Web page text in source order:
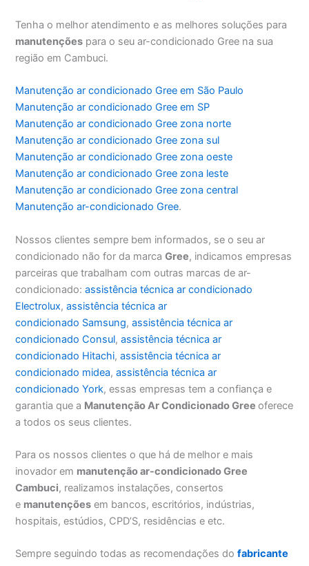
Tenha o melhor atendimento e as melhores soluções para
manutenções para o seu ar-condicionado Gree na sua
região em Cambuci.
Manutenção ar condicionado Gree em São Paulo
Manutenção ar condicionado Gree em SP
Manutenção ar condicionado Gree zona norte
Manutenção ar condicionado Gree zona sul
Manutenção ar condicionado Gree zona oeste
Manutenção ar condicionado Gree zona leste
Manutenção ar condicionado Gree zona central
Manutenção ar-condicionado Gree.
Nossos clientes sempre bem informados, se o seu ar
condicionado não for da marcaGree, indicamos empresas
parceiras que trabalham com outras marcas de ar-
condicionado:assistência técnica ar condicionado
Electrolux,assistência técnica ar
condicionado Samsung,assistência técnica ar
condicionado Consul,assistência técnica ar
condicionado Hitachi,assistência técnica ar
condicionado midea,assistência técnica ar
condicionado York, essas empresas tem a confiança e
garantia que a Manutenção Ar Condicionado Greeoferece
a todos os seus clientes.
Para os nossos clientes o que há de melhor e mais
inovador em manutenção ar-condicionado Gree
Cambuci, realizamos instalações, consertos
e manutenções em bancos, escritórios, indústrias,
hospitais, estúdios, CPD’S, residências e etc.
Sempre seguindo todas as recomendações dofabricante